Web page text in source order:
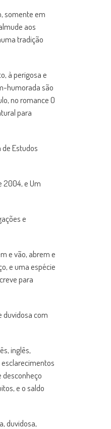
somente em
aos
tradição
à perigosa e
humorada são
no romance O
para
Estudos
2004, e Um
e
e vão, abrem e
e uma espécie
para
duvidosa com
inglês,
desconheço
e o saldo
duvidosa,